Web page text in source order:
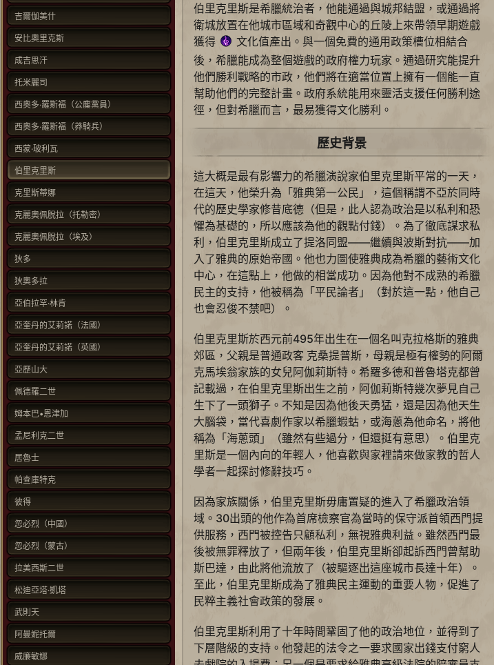
吉爾伽美什
安比奧里克斯
成吉思汗
托米麗司
西奧多‧羅斯福（公麋黨員）
西奧多‧羅斯福（莽騎兵）
西蒙·玻利瓦
伯里克里斯
克里斯蒂娜
克麗奧佩脫拉（托勒密）
克麗奧佩脫拉（埃及）
狄多
狄奧多拉
亞伯拉罕·林肯
亞奎丹的艾莉諾（法國）
亞奎丹的艾莉諾（英國）
亞歷山大
佩德羅二世
姆本巴•恩津加
孟尼利克二世
居魯士
帕查庫特克
彼得
忽必烈（中國）
忽必烈（蒙古）
拉美西斯二世
松迪亞塔·凱塔
武則天
阿曼妮托爾
威廉敏娜
伯里克里斯是希臘統治者，他能通過與城邦結盟，或通過將
衛城放置在他城市區域和奇觀中心的丘陵上來帶領早期遊戲
獲得
文化值產出。與一個免費的通用政策槽位相結合
後，希臘能成為整個遊戲的政府權力玩家。通過研究能提升
他們勝利戰略的市政，他們將在適當位置上擁有一個能一直
幫助他們的完整計畫。政府系統能用來靈活支援任何勝利途
徑，但對希臘而言，最易獲得文化勝利。
歷史背景
這大概是最有影響力的希臘演說家伯里克里斯平常的一天，
在這天，他榮升為「雅典第一公民」，這個稱謂不亞於同時
代的歷史學家修昔底德（但是，此人認為政治是以私利和恐
懼為基礎的，所以應該為他的觀點付錢）。為了徹底謀求私
利，伯里克里斯成立了提洛同盟——繼續與波斯對抗——加
入了雅典的原始帝國。他也力圖使雅典成為希臘的藝術文化
中心，在這點上，他做的相當成功。因為他對不成熟的希臘
民主的支持，他被稱為「平民論者」（對於這一點，他自己
也會忍俊不禁吧）。
伯里克里斯於西元前495年出生在一個名叫克拉格斯的雅典
郊區，父親是普通政客 克桑提普斯，母親是極有權勢的阿爾
克馬埃翁家族的女兒阿伽莉斯特。希羅多德和普魯塔克都曾
記載過，在伯里克里斯出生之前，阿伽莉斯特幾次夢見自己
生下了一頭獅子。不知是因為他後天勇猛，還是因為他天生
大腦袋，當代喜劇作家以希臘蝦蛄，或海蔥為他命名，將他
稱為「海蔥頭」（雖然有些過分，但還挺有意思）。伯里克
里斯是一個內向的年輕人，他喜歡與家裡請來做家教的哲人
學者一起探討修辭技巧。
因為家族關係，伯里克里斯毋庸置疑的進入了希臘政治領
域。30出頭的他作為首席檢察官為當時的保守派首領西門提
供服務，西門被控告只顧私利，無視雅典利益。雖然西門最
後被無罪釋放了，但兩年後，伯里克里斯卻起訴西門曾幫助
斯巴達，由此將他流放了（被驅逐出這座城市長達十年）。
至此，伯里克里斯成為了雅典民主運動的重要人物，促進了
民粹主義社會政策的發展。
伯里克里斯利用了十年時間鞏固了他的政治地位，並得到了
下層階級的支持。他發起的法令之一要求國家出錢支付窮人